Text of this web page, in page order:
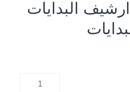
البدايات
كمية نصر